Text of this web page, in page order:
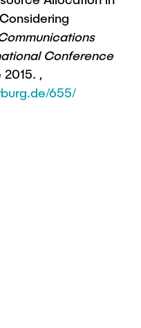
Conference
2015. ,
655/